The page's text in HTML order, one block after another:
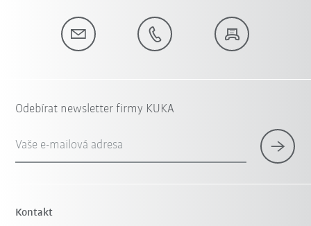
Odebírat newsletter firmy KUKA
Vaše e-mailová adresa
Kontakt